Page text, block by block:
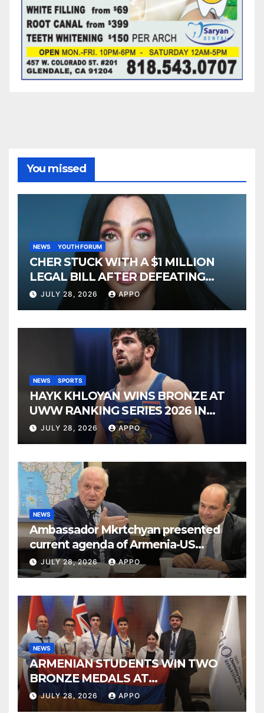
You missed
NEWS YOUTH FORUM
CHER STUCK WITH A $1 MILLION
LEGAL BILL AFTER DEFEATING
SONNY BONO’S WIDOW
JULY 28, 2026 APPO
NEWS SPORTS
HAYK KHLOYAN WINS BRONZE AT
UWW RANKING SERIES 2026 IN
BUDAPEST
JULY 28, 2026 APPO
NEWS
Ambassador Mkrtchyan presented
current agenda of Armenia-US
relations at American Foreign Policy
Council
JULY 28, 2026 APPO
NEWS
ARMENIAN STUDENTS WIN TWO
BRONZE MEDALS AT
INTERNATIONAL CHEMISTRY
OLYMPIAD
JULY 28, 2026 APPO